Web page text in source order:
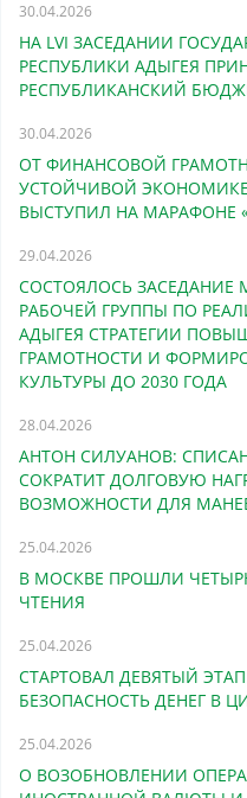
30.04.2026
НА LVI ЗАСЕДАНИИ
РЕСПУБЛИКИ АДЫГЕЯ
РЕСПУБЛИКАНСКИЙ
30.04.2026
ОТ ФИНАНСОВОЙ
УСТОЙЧИВОЙ
ВЫСТУПИЛ НА МАРАФОНЕ
29.04.2026
СОСТОЯЛОСЬ
РАБОЧЕЙ ГРУППЫ ПО
АДЫГЕЯ СТРАТЕГИИ
ГРАМОТНОСТИ И
КУЛЬТУРЫ ДО 2030 ГОДА
28.04.2026
АНТОН СИЛУАНОВ:
СОКРАТИТ ДОЛГОВУЮ
ВОЗМОЖНОСТИ ДЛЯ
25.04.2026
В МОСКВЕ ПРОШЛИ
ЧТЕНИЯ
25.04.2026
СТАРТОВАЛ ДЕВЯТЫЙ
БЕЗОПАСНОСТЬ ДЕНЕГ В
25.04.2026
О ВОЗОБНОВЛЕНИИ